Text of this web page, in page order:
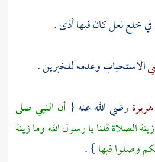
خلع نعل كان فيها أذى .
الاستحباب وعدمه للخبرين .
رضي الله عنه {أن النبي صلى
الصلاة قلنا يا رسول الله وما زينة
وصلوا فيها} .